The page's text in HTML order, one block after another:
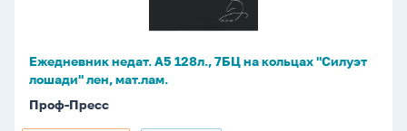
лошади"
лен,
мат.лам.
Ежедневник недат. А5 128л., 7БЦ на кольцах "Силуэт
лошади" лен, мат.лам.
Проф-Пресс